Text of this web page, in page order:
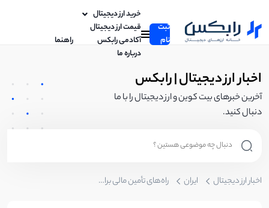
ثبت
نام
خرید ارز دیجیتال
قیمت ارز دیجیتال
آکادمی رابکس
راهنما
درباره ما
اخبار ارز دیجیتال | رابکس
آخرین خبرهای بیت کوین و ارز دیجیتال را با ما
دنبال کنید.
اخبار ارز دیجیتال ایران راه‌های تأمین مالی برای تولید از طریق فناوری‌های نوین مالی